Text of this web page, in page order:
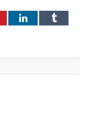
LinkedInTumblr